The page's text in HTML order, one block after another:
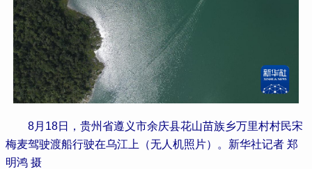
8月18日，贵州省遵义市余庆县花山苗族乡万里村村民宋
梅麦驾驶渡船行驶在乌江上（无人机照片）。新华社记者 郑
明鸿 摄